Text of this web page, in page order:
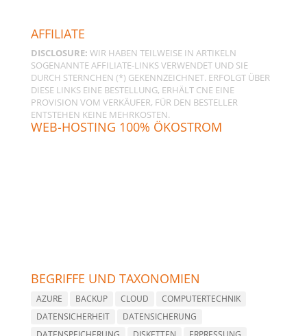
AFFILIATE
DISCLOSURE: WIR HABEN TEILWEISE IN ARTIKELN
SOGENANNTE AFFILIATE-LINKS VERWENDET UND SIE
DURCH STERNCHEN (*) GEKENNZEICHNET. ERFOLGT ÜBER
DIESE LINKS EINE BESTELLUNG, ERHÄLT CNE EINE
PROVISION VOM VERKÄUFER, FÜR DEN BESTELLER
ENTSTEHEN KEINE MEHRKOSTEN.
WEB-HOSTING 100% ÖKOSTROM
BEGRIFFE UND TAXONOMIEN
AZURE BACKUP CLOUD
COMPUTERTECHNIK
DATENSICHERHEIT
DATENSICHERUNG